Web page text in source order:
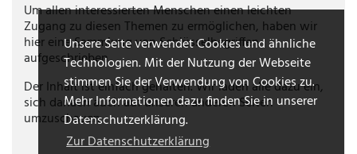
Unsere Seite verwendet Cookies und ähnliche
Technologien. Mit der Nutzung der Webseite
stimmen Sie der Verwendung von Cookies zu.
Mehr Informationen dazu finden Sie in unserer
Datenschutzerklärung.
Zur Datenschutzerklärung
Um allen interessierten Menschen einen leichten
Zugang zu diesen Themen zu ermöglichen, haben wir
hier eine Sammlung von Schlüsselbegriffen
aufgeschrieben.
Der Inhalt ist einfach gehalten. Wir laden alle dazu ein,
sich danach auch auf unseren anderen Seiten
umzuschauen.